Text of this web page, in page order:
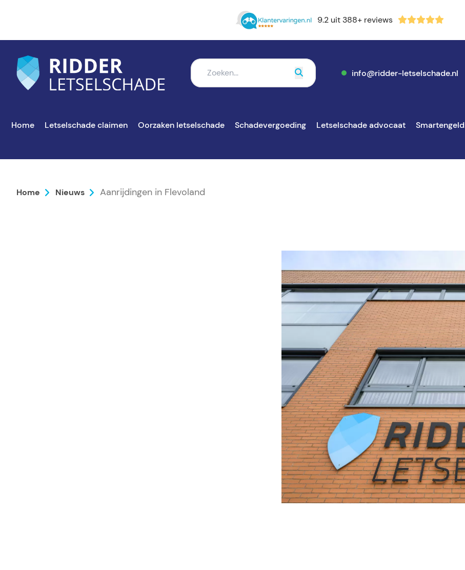
9.2 uit 388+ reviews
info@ridder-letselschade.nl
Home Letselschade claimen Oorzaken letselschade Schadevergoeding Letselschade advocaat Smartengeld
Home Nieuws Aanrijdingen in Flevoland